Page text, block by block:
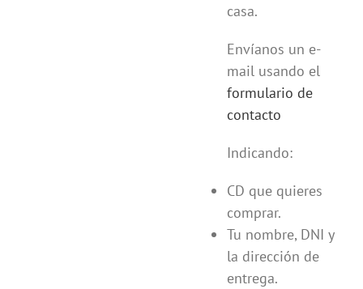
casa.
Envíanos un e-
mail usando el
formulario de
contacto
Indicando:
CD que quieres
comprar.
Tu nombre, DNI y
la dirección de
entrega.